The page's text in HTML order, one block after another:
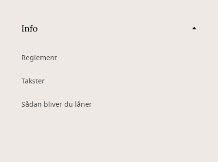
Info
Reglement
Takster
Sådan bliver du låner